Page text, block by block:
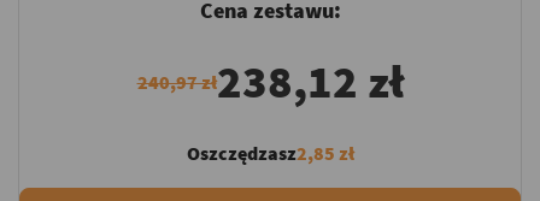
Cena zestawu:
240,97 zł238,12 zł
Oszczędzasz2,85 zł